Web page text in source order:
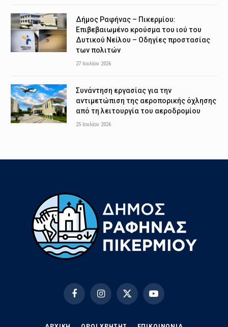
Δήμος Ραφήνας – Πικερμίου:
Επιβεβαιωμένο κρούσμα του ιού του
Δυτικού Νείλου – Οδηγίες προστασίας
των πολιτών
27 Ιουλίου 2026
Συνάντηση εργασίας για την
αντιμετώπιση της αεροπορικής όχλησης
από τη λειτουργία του αεροδρομίου
25 Ιουλίου 2026
FacebookInstagramX
YouTube